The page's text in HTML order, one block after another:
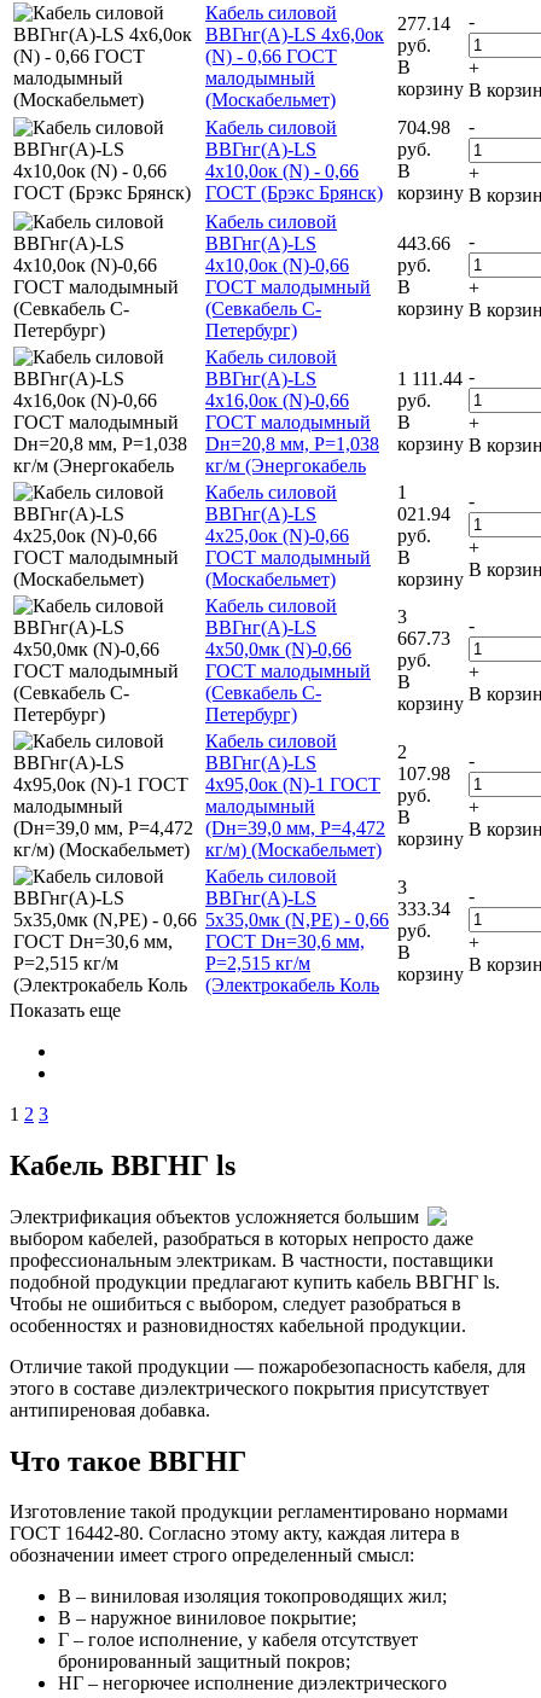
Кабель силовой
ВВГнг(А)-LS 4х6,0ок
(N) - 0,66 ГОСТ
малодымный
(Москабельмет)
277.14
руб.
В
корзину
-
+
В
Кабель силовой
ВВГнг(А)-LS
4х10,0ок (N) - 0,66
ГОСТ (Брэкс Брянск)
704.98
руб.
В
корзину
-
+
В
Кабель силовой
ВВГнг(А)-LS
4х10,0ок (N)-0,66
ГОСТ малодымный
(Севкабель С-
Петербург)
443.66
руб.
В
корзину
-
+
В
Кабель силовой
ВВГнг(А)-LS
4х16,0ок (N)-0,66
ГОСТ малодымный
Dн=20,8 мм, Р=1,038
кг/м (Энергокабель
1 111.44
руб.
В
корзину
-
+
В
Кабель силовой
ВВГнг(А)-LS
4х25,0ок (N)-0,66
ГОСТ малодымный
(Москабельмет)
1
021.94
руб.
В
корзину
-
+
В
Кабель силовой
ВВГнг(А)-LS
4х50,0мк (N)-0,66
ГОСТ малодымный
(Севкабель С-
Петербург)
3
667.73
руб.
В
корзину
-
+
В
Кабель силовой
ВВГнг(А)-LS
4х95,0ок (N)-1 ГОСТ
малодымный
(Dн=39,0 мм, Р=4,472
кг/м) (Москабельмет)
2
107.98
руб.
В
корзину
-
+
В
Кабель силовой
ВВГнг(А)-LS
5х35,0мк (N,PE) - 0,66
ГОСТ Dн=30,6 мм,
Р=2,515 кг/м
(Электрокабель Коль
3
333.34
руб.
В
корзину
-
+
В
Показать еще
1 2 3
Кабель ВВГНГ ls
Электрификация объектов усложняется большим
выбором кабелей, разобраться в которых непросто даже
профессиональным электрикам. В частности, поставщики
подобной продукции предлагают купить кабель ВВГНГ ls.
Чтобы не ошибиться с выбором, следует разобраться в
особенностях и разновидностях кабельной продукции.
Отличие такой продукции — пожаробезопасность кабеля, для
этого в составе диэлектрического покрытия присутствует
антипиреновая добавка.
Что такое ВВГНГ
Изготовление такой продукции регламентировано нормами
ГОСТ 16442-80. Согласно этому акту, каждая литера в
обозначении имеет строго определенный смысл:
В – виниловая изоляция токопроводящих жил;
В – наружное виниловое покрытие;
Г – голое исполнение, у кабеля отсутствует
бронированный защитный покров;
НГ – негорючее исполнение диэлектрического